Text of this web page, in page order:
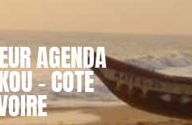
AGENDA
- COTE